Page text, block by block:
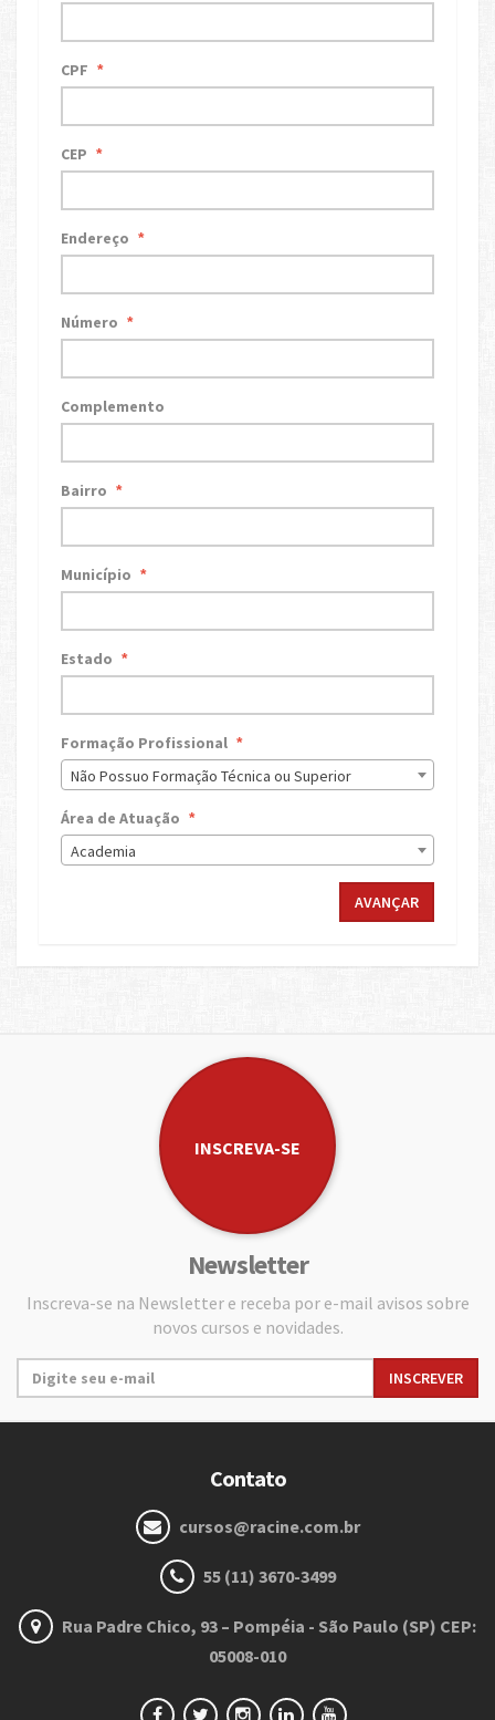
CPF *
CEP *
Endereço *
Número *
Complemento
Bairro *
Município *
Estado *
Formação Profissional *
Não Possuo Formação Técnica ou Superior
Área de Atuação *
Academia
INSCREVA-SE
Newsletter
Inscreva-se na Newsletter e receba por e-mail avisos sobre
novos cursos e novidades.
Contato
cursos@racine.com.br
55 (11) 3670-3499
Rua Padre Chico, 93 – Pompéia - São Paulo (SP) CEP:
05008-010